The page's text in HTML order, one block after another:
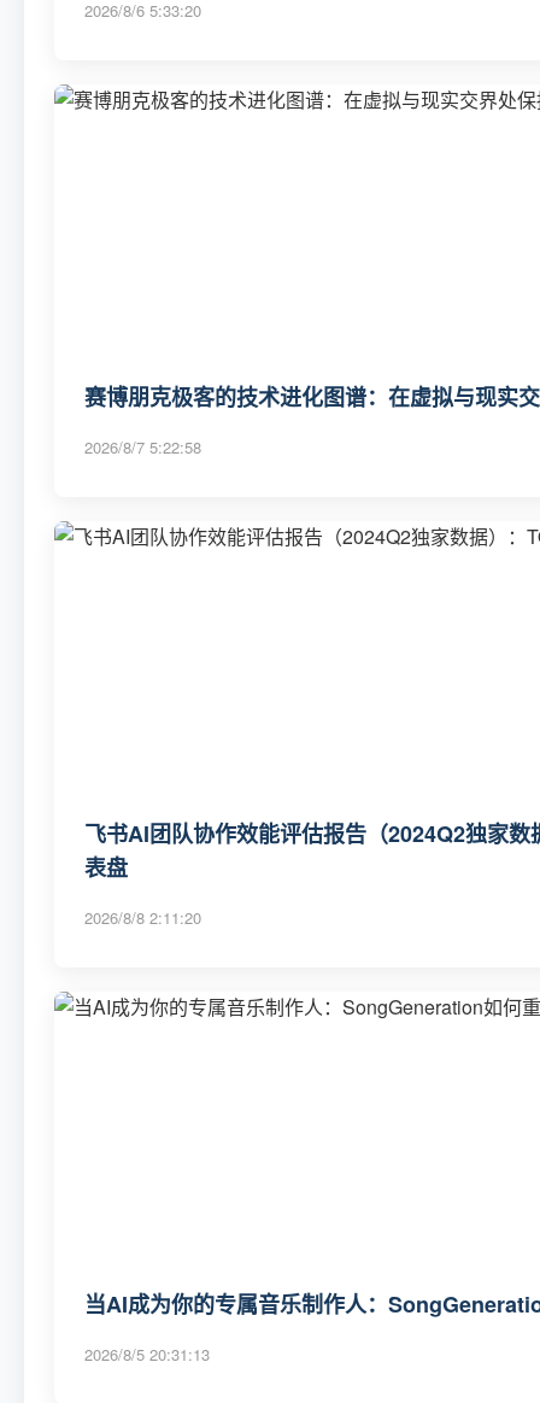
2026/8/6 5:33:20
赛博朋克极客的技术进化图谱：在虚拟与现实
2026/8/7 5:22:58
飞书AI团队协作效能评估报告（2024Q2独家
表盘
2026/8/8 2:11:20
当AI成为你的专属音乐制作人：
2026/8/5 20:31:13